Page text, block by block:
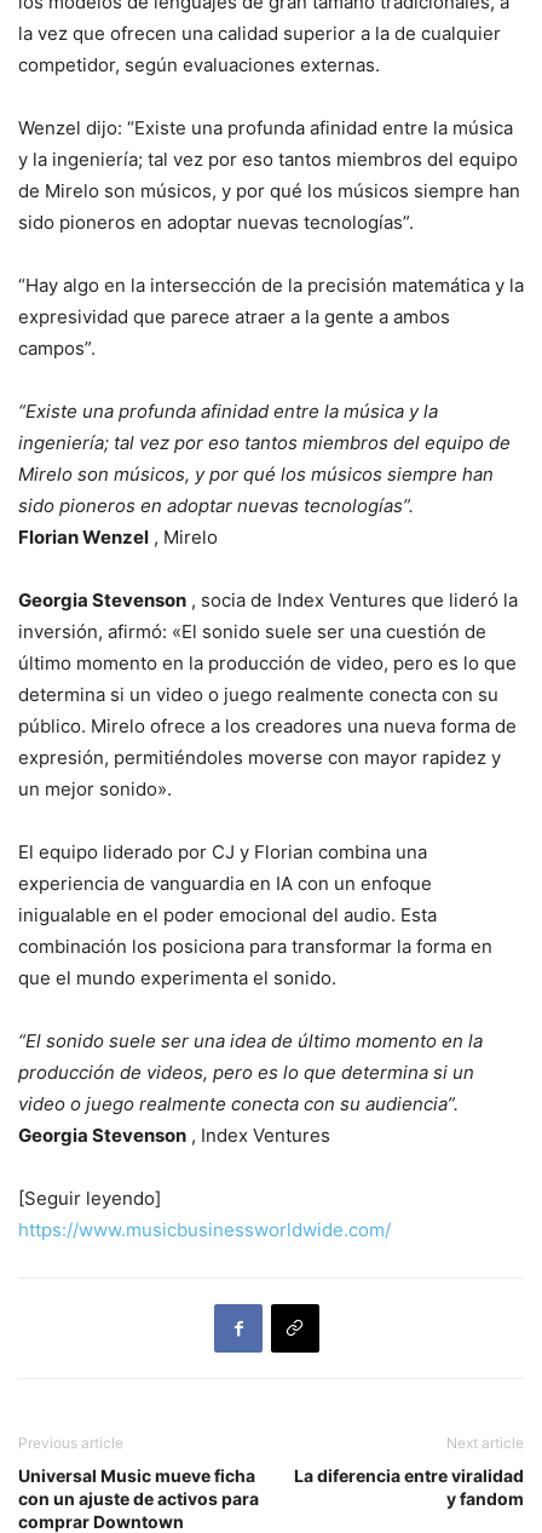
la vez que ofrecen una calidad superior a la de cualquier
competidor, según evaluaciones externas.
Wenzel dijo: “Existe una profunda afinidad entre la música
y la ingeniería; tal vez por eso tantos miembros del equipo
de Mirelo son músicos, y por qué los músicos siempre han
sido pioneros en adoptar nuevas tecnologías”.
“Hay algo en la intersección de la precisión matemática y la
expresividad que parece atraer a la gente a ambos
campos”.
“Existe una profunda afinidad entre la música y la
ingeniería; tal vez por eso tantos miembros del equipo de
Mirelo son músicos, y por qué los músicos siempre han
sido pioneros en adoptar nuevas tecnologías”.
Florian Wenzel , Mirelo
Georgia Stevenson , socia de Index Ventures que lideró la
inversión, afirmó: «El sonido suele ser una cuestión de
último momento en la producción de video, pero es lo que
determina si un video o juego realmente conecta con su
público. Mirelo ofrece a los creadores una nueva forma de
expresión, permitiéndoles moverse con mayor rapidez y
un mejor sonido».
El equipo liderado por CJ y Florian combina una
experiencia de vanguardia en IA con un enfoque
inigualable en el poder emocional del audio. Esta
combinación los posiciona para transformar la forma en
que el mundo experimenta el sonido.
“El sonido suele ser una idea de último momento en la
producción de videos, pero es lo que determina si un
video o juego realmente conecta con su audiencia”.
Georgia Stevenson , Index Ventures
[Seguir leyendo]
https://www.musicbusinessworldwide.com/
Previous article
Universal Music mueve ficha
con un ajuste de activos para
comprar Downtown
Next article
La diferencia entre viralidad
y fandom